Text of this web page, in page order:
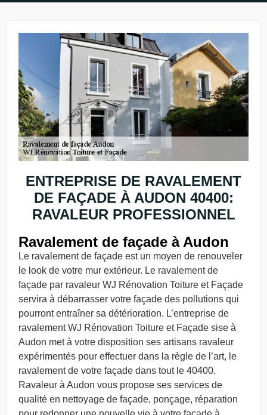
ENTREPRISE DE RAVALEMENT
DE FAÇADE À AUDON 40400:
RAVALEUR PROFESSIONNEL
Ravalement de façade à Audon
Le ravalement de façade est un moyen de renouveler
le look de votre mur extérieur. Le ravalement de
façade par ravaleur WJ Rénovation Toiture et Façade
servira à débarrasser votre façade des pollutions qui
pourront entraîner sa détérioration. L’entreprise de
ravalement WJ Rénovation Toiture et Façade sise à
Audon met à votre disposition ses artisans ravaleur
expérimentés pour effectuer dans la règle de l’art, le
ravalement de votre façade dans tout le 40400.
Ravaleur à Audon vous propose ses services de
qualité en nettoyage de façade, ponçage, réparation